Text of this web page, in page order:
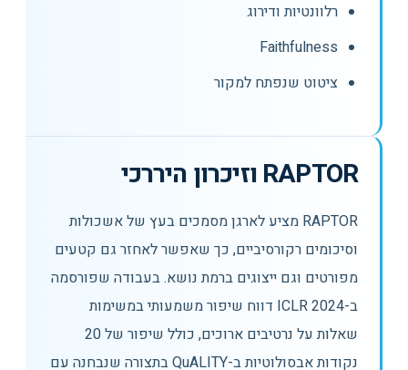
רלוונטיות ודירוג
Faithfulness
ציטוט שנפתח למקור
RAPTOR וזיכרון היררכי
RAPTOR מציע לארגן מסמכים בעץ של אשכולות
וסיכומים רקורסיביים, כך שאפשר לאחזר גם קטעים
מפורטים וגם ייצוגים ברמת נושא. בעבודה שפורסמה
ב-ICLR 2024 דווח שיפור משמעותי במשימות
שאלות על נרטיבים ארוכים, כולל שיפור של 20
נקודות אבסולוטיות ב-QuALITY בתצורה שנבחנה עם